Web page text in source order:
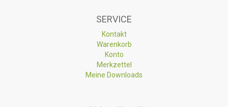
SERVICE
Kontakt
Warenkorb
Konto
Merkzettel
Meine Downloads